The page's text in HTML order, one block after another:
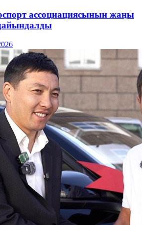
ассоциациясынын жаңы